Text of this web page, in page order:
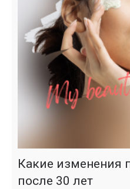
Какие изменения
после 30 лет